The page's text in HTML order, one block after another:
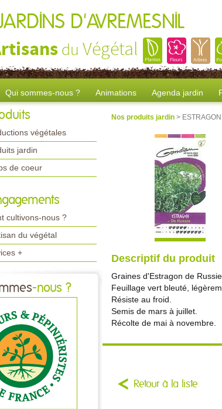
D'AVREMESNIL
du Végétal
Qui sommes-nous ? Animations Agenda jardin
végétales
jardin
de coeur
cultivons-nous ?
du végétal
+
-nous ?
Nos produits jardin >
Descriptif du produit
Graines d'Estragon de Russie.
Feuillage vert bleuté,
Résiste au froid.
Semis de mars à juillet.
Récolte de mai à novembre.
Retour à la liste